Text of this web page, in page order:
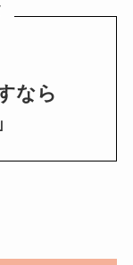
なら
」